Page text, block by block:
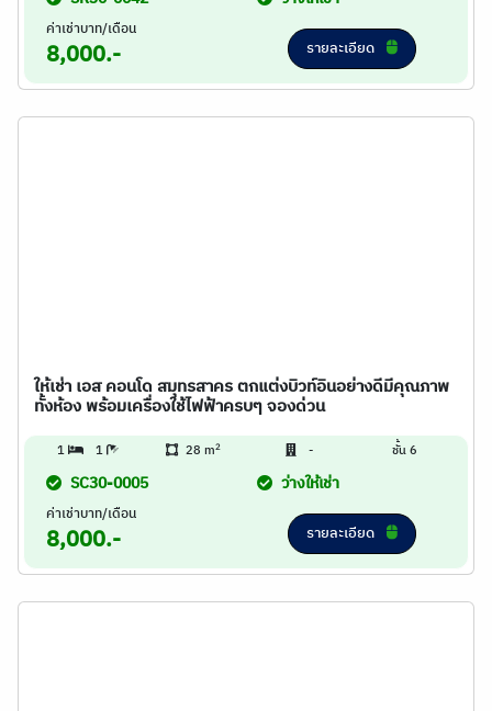
ค่าเช่าบาท/เดือน
8,000.- รายละเอียด
ให้เช่า เอส คอนโด สมุทรสาคร ตกแต่งบิวท์อินอย่างดีมีคุณภาพ
ทั้งห้อง พร้อมเครื่องใช้ไฟฟ้าครบๆ จองด่วน
1 1 28 m2 - ชั้น 6
SC30-0005 ว่างให้เช่า
ค่าเช่าบาท/เดือน
8,000.- รายละเอียด